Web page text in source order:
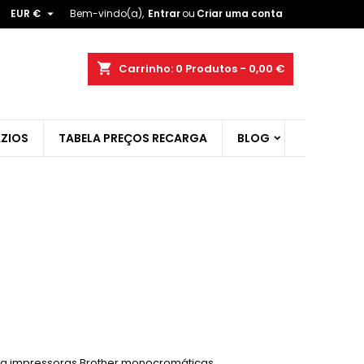
Bem-vindo(a), Entrarou Criar uma conta
EUR € 
shopping_cart Carrinho: 0 Produtos - 0,00 €
TABELA PREÇOS RECARGA BLOG